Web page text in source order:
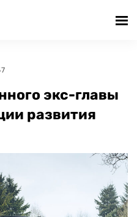
экс-главы
развития